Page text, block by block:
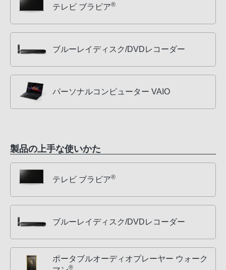
テレビ ブラビア®
ブルーレイディスク/DVDレコーダー
パーソナルコンピューター VAIO
製品の上手な使いかた
テレビ ブラビア®
ブルーレイディスク/DVDレコーダー
ポータブルオーディオプレーヤー ウォーク
®